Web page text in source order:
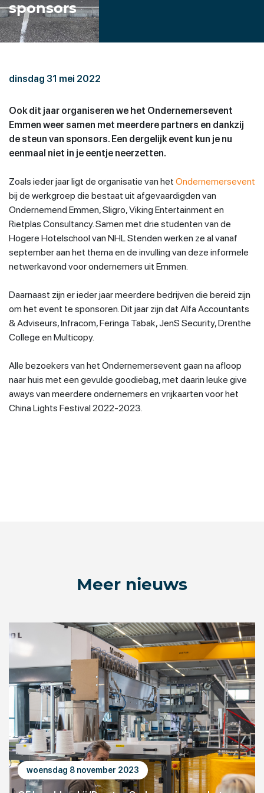
sponsors
dinsdag 31 mei 2022
Ook dit jaar organiseren we het Ondernemersevent
Emmen weer samen met meerdere partners en dankzij
de steun van sponsors. Een dergelijk event kun je nu
eenmaal niet in je eentje neerzetten.
Zoals ieder jaar ligt de organisatie van het Ondernemersevent
bij de werkgroep die bestaat uit afgevaardigden van
Ondernemend Emmen, Sligro, Viking Entertainment en
Rietplas Consultancy. Samen met drie studenten van de
Hogere Hotelschool van NHL Stenden werken ze al vanaf
september aan het thema en de invulling van deze informele
netwerkavond voor ondernemers uit Emmen.
Daarnaast zijn er ieder jaar meerdere bedrijven die bereid zijn
om het event te sponsoren. Dit jaar zijn dat Alfa Accountants
& Adviseurs, Infracom, Feringa Tabak, JenS Security, Drenthe
College en Multicopy.
Alle bezoekers van het Ondernemersevent gaan na afloop
naar huis met een gevulde goodiebag, met daarin leuke give
aways van meerdere ondernemers en vrijkaarten voor het
China Lights Festival 2022-2023.
Meer nieuws
woensdag 8 november 2023